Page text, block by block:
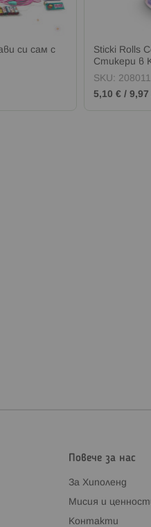
си сам с
Sticki Rolls
Стикери в
SKU: 208011
5,10 € / 9,97
Повече за нас
За Хиполенд
Мисия и
Контакти